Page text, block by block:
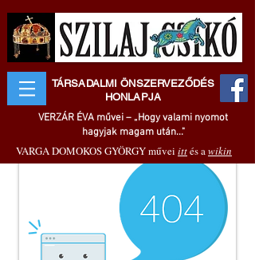
TÁRSADALMI ÖNSZERVEZŐDÉS
HONLAPJA
VERZÁR ÉVA művei – „Hogy valami nyomot
hagyjak magam után..."
VARGA DOMOKOS GYÖRGY művei ittés awikin